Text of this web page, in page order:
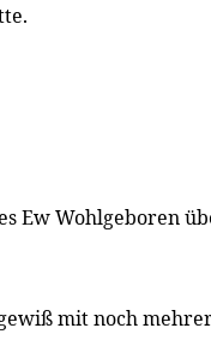
Ew Wohlgeboren
mit noch